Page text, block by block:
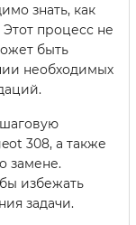
знать, как
процесс не
быть
необходимых
308, а также
замене.
избежать
задачи.